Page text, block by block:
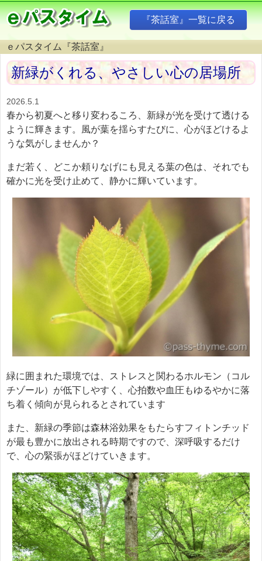
『茶話室』一覧に戻る
ｅパスタイム『茶話室』
新緑がくれる、やさしい心の居場所
2026.5.1
春から初夏へと移り変わるころ、新緑が光を受けて透ける
ように輝きます。風が葉を揺らすたびに、心がほどけるよ
うな気がしませんか？
まだ若く、どこか頼りなげにも見える葉の色は、それでも
確かに光を受け止めて、静かに輝いています。
緑に囲まれた環境では、ストレスと関わるホルモン（コル
チゾール）が低下しやすく、心拍数や血圧もゆるやかに落
ち着く傾向が見られるとされています
また、新緑の季節は森林浴効果をもたらすフィトンチッド
が最も豊かに放出される時期ですので、深呼吸するだけ
で、心の緊張がほどけていきます。